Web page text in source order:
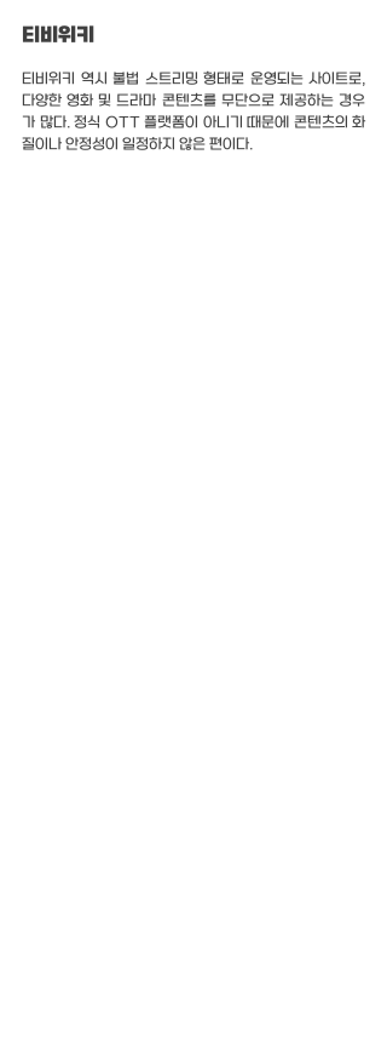
티비위키
티비위키 역시 불법 스트리밍 형태로 운영되는 사이트로,
다양한 영화 및 드라마 콘텐츠를 무단으로 제공하는 경우
가 많다. 정식 OTT 플랫폼이 아니기 때문에 콘텐츠의 화
질이나 안정성이 일정하지 않은 편이다.